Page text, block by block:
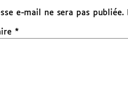
e-mail ne sera pas publiée.
*